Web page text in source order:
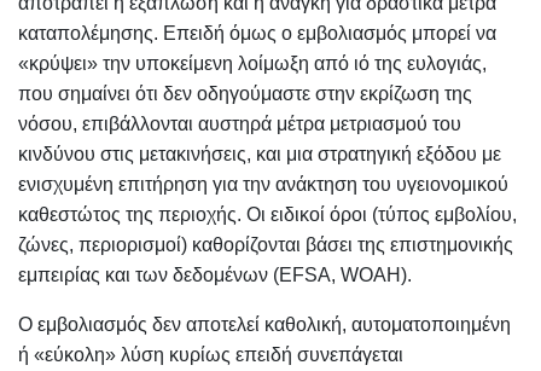
καταπολέμησης. Επειδή όμως ο εμβολιασμός μπορεί να
«κρύψει» την υποκείμενη λοίμωξη από ιό της ευλογιάς,
που σημαίνει ότι δεν οδηγούμαστε στην εκρίζωση της
νόσου, επιβάλλονται αυστηρά μέτρα μετριασμού του
κινδύνου στις μετακινήσεις, και μια στρατηγική εξόδου με
ενισχυμένη επιτήρηση για την ανάκτηση του υγειονομικού
καθεστώτος της περιοχής. Οι ειδικοί όροι (τύπος εμβολίου,
ζώνες, περιορισμοί) καθορίζονται βάσει της επιστημονικής
εμπειρίας και των δεδομένων (EFSA, WOAH).
Ο εμβολιασμός δεν αποτελεί καθολική, αυτοματοποιημένη
ή «εύκολη» λύση κυρίως επειδή συνεπάγεται